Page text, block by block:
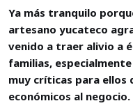
Ya más tranquilo
artesano yucateco
venido a traer alivio a
familias,
muy críticas para ellos
económicos al negocio.